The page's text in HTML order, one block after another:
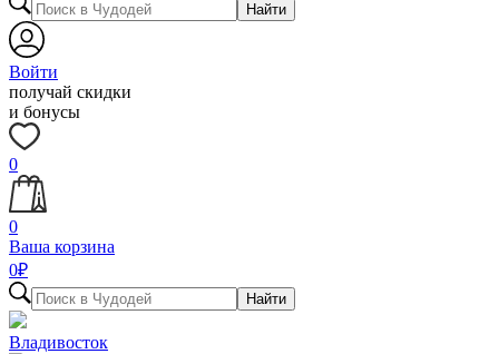
Найти
Войти
получай скидки
и бонусы
0
0
Ваша корзина
0₽
Найти
Владивосток